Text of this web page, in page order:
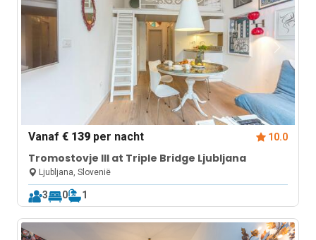
Vanaf€ 139 per nacht 10.0
Tromostovje III at Triple Bridge Ljubljana
Ljubljana, Slovenië
3 0 1